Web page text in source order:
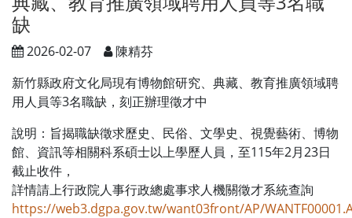
缺
2026-02-07
陳精芬
新竹縣政府文化局現有博物館研究、典藏、教育推廣領域聘
用人員等3名職缺，刻正辦理徵才中
說明：旨揭職缺徵求歷史、民俗、文學史、視覺藝術、博物
館、資訊等相關科系碩士以上學歷人員，至115年2月23日
截止收件，
詳情請上行政院人事行政總處事求人機關徵才系統查詢
https://web3.dgpa.gov.tw/want03front/AP/